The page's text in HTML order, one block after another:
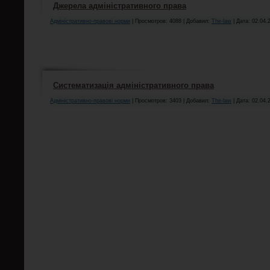
Джерела адміністративного права
Адміністративно-правові норми | Просмотров: 4088 | Добавил: The-law | Дата:
Систематизація адміністративного права
Адміністративно-правові норми | Просмотров: 3403 | Добавил: The-law | Дата: